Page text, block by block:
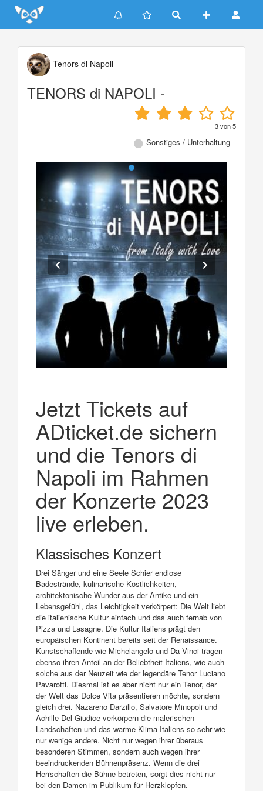
Update cookies preferences
Tenors di Napoli
TENORS di NAPOLI -
3von5
Sonstiges / Unterhaltung
Jetzt Tickets auf
ADticket.de sichern
und die Tenors di
Napoli im Rahmen
der Konzerte 2023
live erleben.
Klassisches Konzert
Drei Sänger und eine Seele Schier endlose
Badestrände, kulinarische Köstlichkeiten,
architektonische Wunder aus der Antike und ein
Lebensgefühl, das Leichtigkeit verkörpert: Die Welt liebt
die italienische Kultur einfach und das auch fernab von
Pizza und Lasagne. Die Kultur Italiens prägt den
europäischen Kontinent bereits seit der Renaissance.
Kunstschaffende wie Michelangelo und Da Vinci tragen
ebenso ihren Anteil an der Beliebtheit Italiens, wie auch
solche aus der Neuzeit wie der legendäre Tenor Luciano
Pavarotti. Diesmal ist es aber nicht nur ein Tenor, der
der Welt das Dolce Vita präsentieren möchte, sondern
gleich drei. Nazareno Darzillo, Salvatore Minopoli und
Achille Del Giudice verkörpern die malerischen
Landschaften und das warme Klima Italiens so sehr wie
nur wenige andere. Nicht nur wegen ihrer überaus
besonderen Stimmen, sondern auch wegen ihrer
beeindruckenden Bühnenpräsenz. Wenn die drei
Herrschaften die Bühne betreten, sorgt dies nicht nur
bei den Damen im Publikum für Herzklopfen.